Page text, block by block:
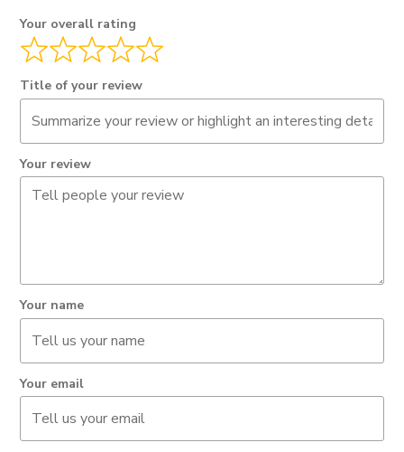
Your overall rating
Title of your review
Your review
Your name
Your email